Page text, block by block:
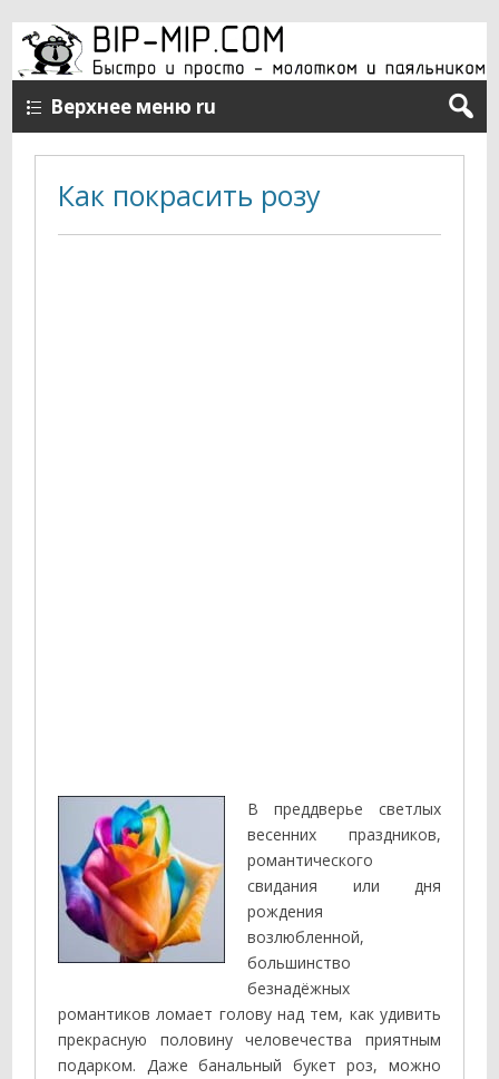
Верхнее меню ru
Как покрасить розу
В преддверье светлых
весенних праздников,
романтического
свидания или дня
рождения
возлюбленной,
большинство
безнадёжных
романтиков ломает голову над тем, как удивить
прекрасную половину человечества приятным
подарком. Даже банальный букет роз, можно